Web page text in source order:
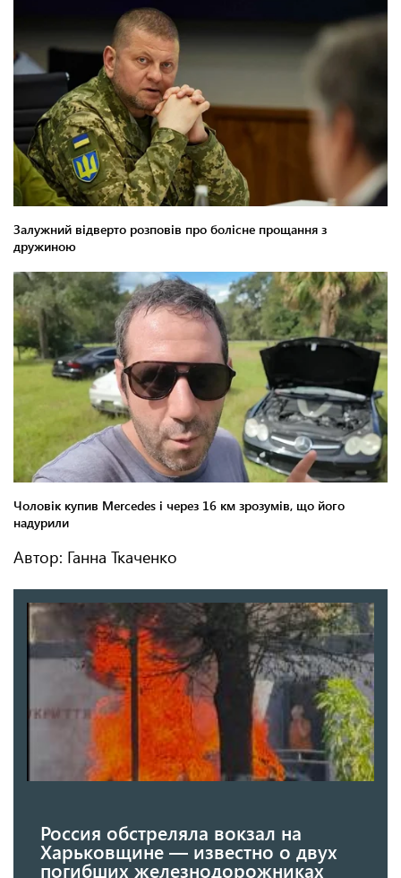
Автор: Ганна Ткаченко
Россия обстреляла вокзал на
Харьковщине — известно о двух
погибших железнодорожниках